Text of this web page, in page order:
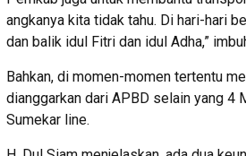
angkanya kita tidak tahu. Di hari-hari
dan balik idul Fitri dan idul Adha,”
Bahkan, di momen-momen tertentu
dianggarkan dari APBD selain yang 4
Sumekar line.